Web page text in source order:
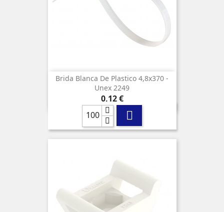
Brida Blanca De Plastico 4,8x370 -
Unex 2249
Precio
0,12 €
